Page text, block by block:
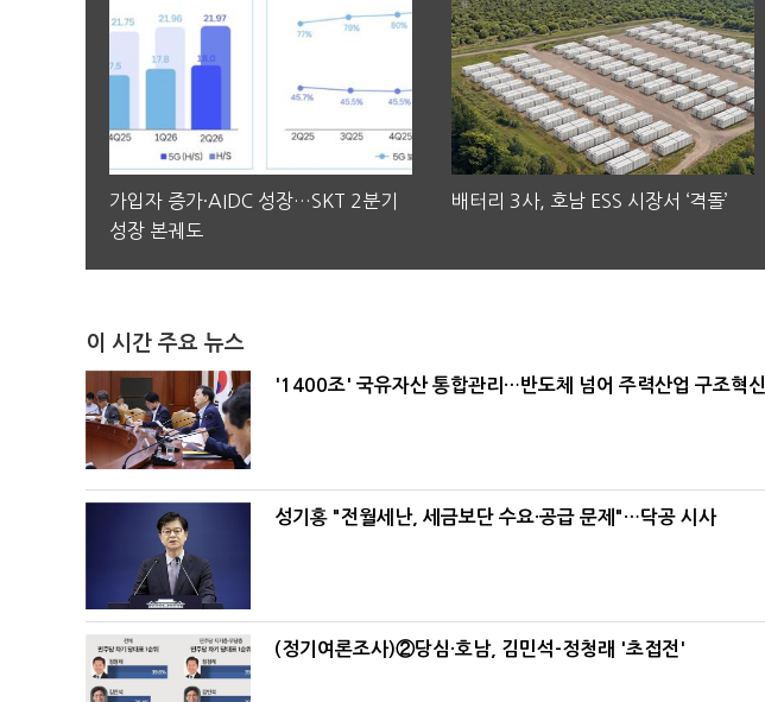
가입자 증가·AIDC 성장…SKT 2분기
성장 본궤도
배터리 3사, 호남 ESS 시장서 ‘격돌’
이 시간 주요 뉴스
'1400조' 국유자산 통합관리…반도체 넘어 주력산업 구조혁신
성기홍 "전월세난, 세금보단 수요·공급 문제"…닥공 시사
(정기여론조사)②당심·호남, 김민석-정청래 '초접전'